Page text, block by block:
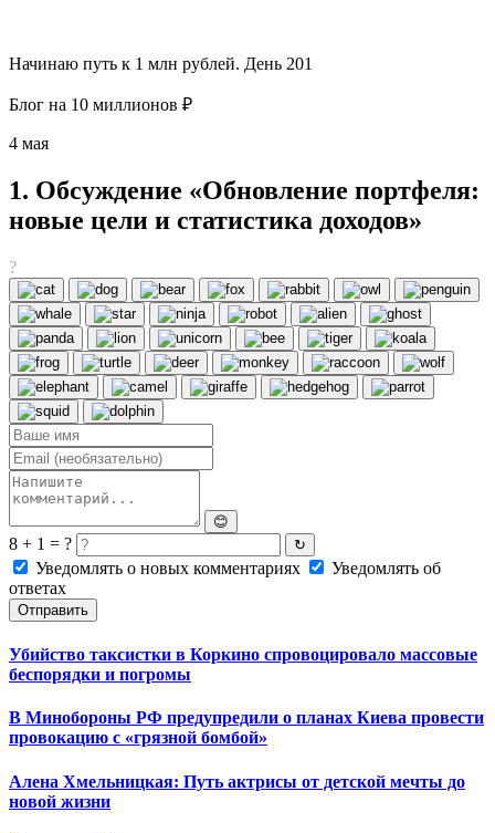
Начинаю путь к 1 млн рублей. День 201
Блог на 10 миллионов ₽
4 мая
1. Обсуждение «Обновление портфеля:
новые цели и статистика доходов»
?
😊
8 + 1 = ? ↻
Уведомлять о новых комментариях
Уведомлять об
ответах
Отправить
Убийство таксистки в Коркино спровоцировало массовые
беспорядки и погромы
В Минобороны РФ предупредили о планах Киева провести
провокацию с «грязной бомбой»
Алена Хмельницкая: Путь актрисы от детской мечты до
новой жизни